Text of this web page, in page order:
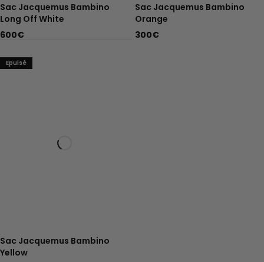
Sac Jacquemus Bambino
Long Off White
600€
Sac Jacquemus Bambino
Orange
300€
Epuisé
Sac Jacquemus Bambino
Yellow